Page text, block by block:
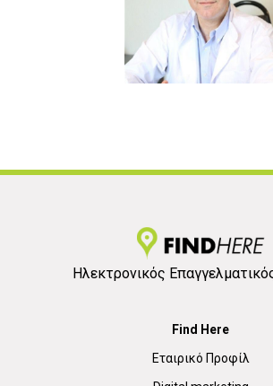
Ηλεκτρονικός
Find Here
Εταιρικό Προφίλ